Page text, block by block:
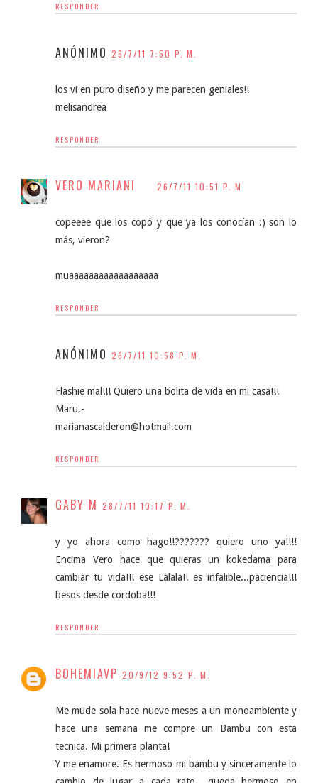
RESPONDER
ANÓNIMO 26/7/11 7:50 P. M.
los vi en puro diseño y me parecen geniales!!
melisandrea
RESPONDER
VERO MARIANI 26/7/11 10:51 P. M.
copeeee que los copó y que ya los conocían :) son lo
más, vieron?
muaaaaaaaaaaaaaaaaaa
RESPONDER
ANÓNIMO 26/7/11 10:58 P. M.
Flashie mal!!! Quiero una bolita de vida en mi casa!!!
Maru.-
marianascalderon@hotmail.com
RESPONDER
GABY M 28/7/11 10:17 P. M.
y yo ahora como hago!!??????? quiero uno ya!!!!
Encima Vero hace que quieras un kokedama para
cambiar tu vida!!! ese Lalala!! es infalible...paciencia!!!
besos desde cordoba!!!
RESPONDER
BOHEMIAVP 20/9/12 9:52 P. M.
Me mude sola hace nueve meses a un monoambiente y
hace una semana me compre un Bambu con esta
tecnica. Mi primera planta!
Y me enamore. Es hermoso mi bambu y sinceramente lo